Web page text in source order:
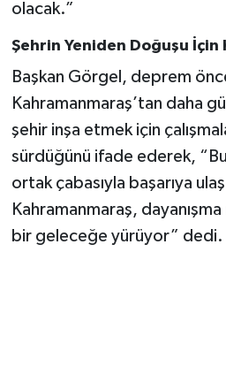
olacak.”
Şehrin Yeniden Doğuşu İçin
Başkan Görgel, deprem
Kahramanmaraş’tan daha
şehir inşa etmek için
sürdüğünü ifade ederek,
ortak çabasıyla başarıya
Kahramanmaraş,
bir geleceğe yürüyor” dedi.